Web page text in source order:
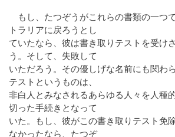
もし、たつぞうがこれらの書類の一つ
トラリアに戻ろうとし
ていたなら、彼は書き取りテストを受け
う。そして、失敗して
いただろう。その優しげな名前にも関わ
テストというものは、
非白人とみなされるあらゆる人々を人種
切った手続きとなって
いた。もし、彼がこの書き取りテスト免
なかったなら、たつぞ